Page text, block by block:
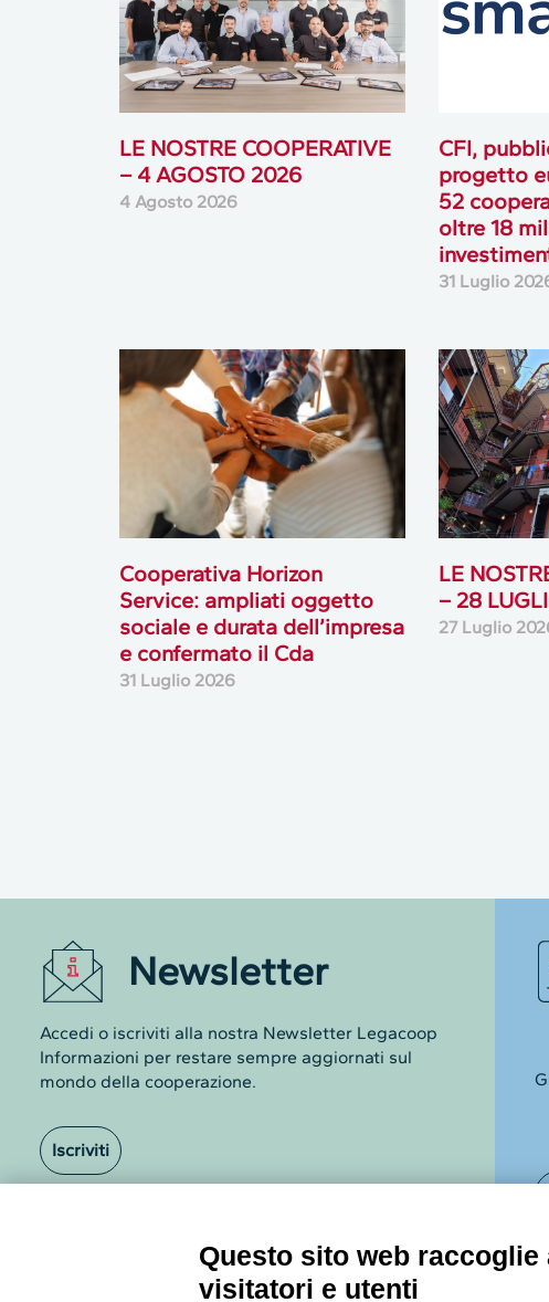
LE NOSTRE COOPERATIVE
– 4 AGOSTO 2026
4 Agosto 2026
CFI,
progetto
52
oltre 18
31 Luglio
Cooperativa Horizon
Service: ampliati oggetto
sociale e durata dell’impresa
e confermato il Cda
31 Luglio 2026
LE
– 28
27 Luglio
Newsletter
Accedi o iscriviti alla nostra Newsletter Legacoop
Informazioni per restare sempre aggiornati sul
mondo della cooperazione.
Iscriviti
Questo sito web raccoglie
visitatori e utenti
Clicca su preferenze GDPR per saperne di più.